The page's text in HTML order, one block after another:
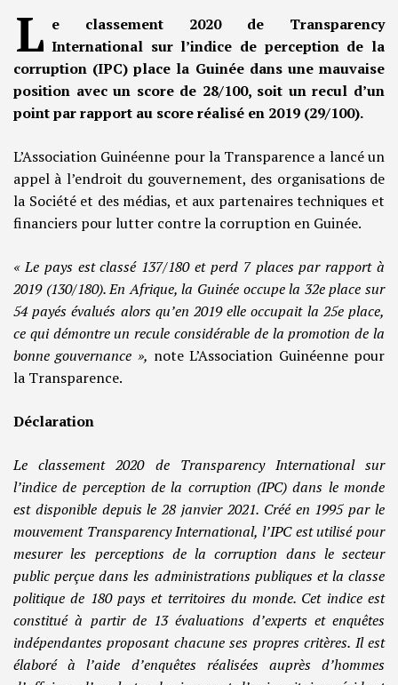
L e classement 2020 de Transparency
International sur l’indice de perception de la
corruption (IPC) place la Guinée dans une mauvaise
position avec un score de 28/100, soit un recul d’un
point par rapport au score réalisé en 2019 (29/100).
L’Association Guinéenne pour la Transparence a lancé un
appel à l’endroit du gouvernement, des organisations de
la Société et des médias, et aux partenaires techniques et
financiers pour lutter contre la corruption en Guinée.
« Le pays est classé 137/180 et perd 7 places par rapport à
2019 (130/180). En Afrique, la Guinée occupe la 32e place sur
54 payés évalués alors qu’en 2019 elle occupait la 25e place,
ce qui démontre un recule considérable de la promotion de la
bonne gouvernance », note L’Association Guinéenne pour
la Transparence.
Déclaration
Le classement 2020 de Transparency International sur
l’indice de perception de la corruption (IPC) dans le monde
est disponible depuis le 28 janvier 2021. Créé en 1995 par le
mouvement Transparency International, l’IPC est utilisé pour
mesurer les perceptions de la corruption dans le secteur
public perçue dans les administrations publiques et la classe
politique de 180 pays et territoires du monde. Cet indice est
constitué à partir de 13 évaluations d’experts et enquêtes
indépendantes proposant chacune ses propres critères. Il est
élaboré à l’aide d’enquêtes réalisées auprès d’hommes